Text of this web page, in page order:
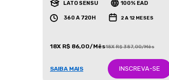
LATO SENSU 100% EAD
360 A 720H 2 A 12 MESES
18X R$ 86,00/Mês18X R$ 387,00/Mês
SAIBA MAIS INSCREVA-SE